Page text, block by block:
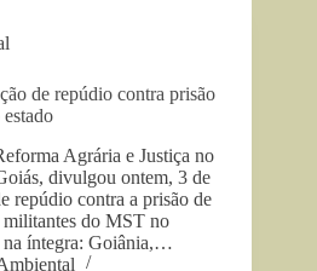
de repúdio contra prisão
Agrária e Justiça no
divulgou ontem, 3 de
repúdio contra a prisão de
militantes do MST no
na íntegra: Goiânia,…